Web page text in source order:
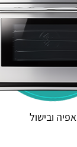
אפיה ובישול